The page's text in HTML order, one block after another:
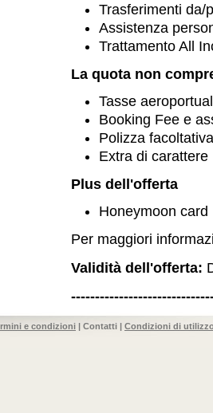
Trasferimenti da/
Assistenza
Trattamento All
La quota non
Tasse
Booking Fee e
Polizza
Extra di
Plus dell'offerta
Honeymoon card
Per maggiori
Validità dell'offerta:
e condizioni | Contatti | Condizioni di